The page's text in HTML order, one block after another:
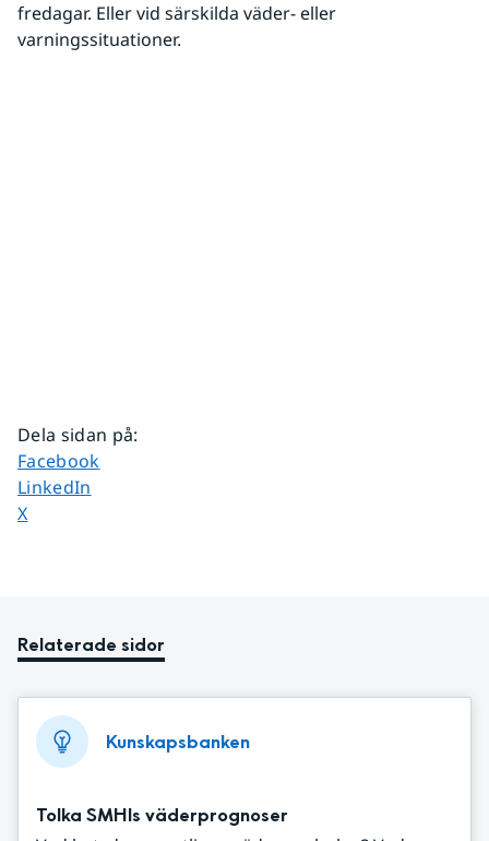
fredagar. Eller vid särskilda väder- eller
varningssituationer.
Dela sidan på:
Dela sidan på
Facebook
Dela sidan på
LinkedIn
Dela sidan på
X
Relaterade sidor
Kunskapsbanken
Tolka SMHIs väderprognoser